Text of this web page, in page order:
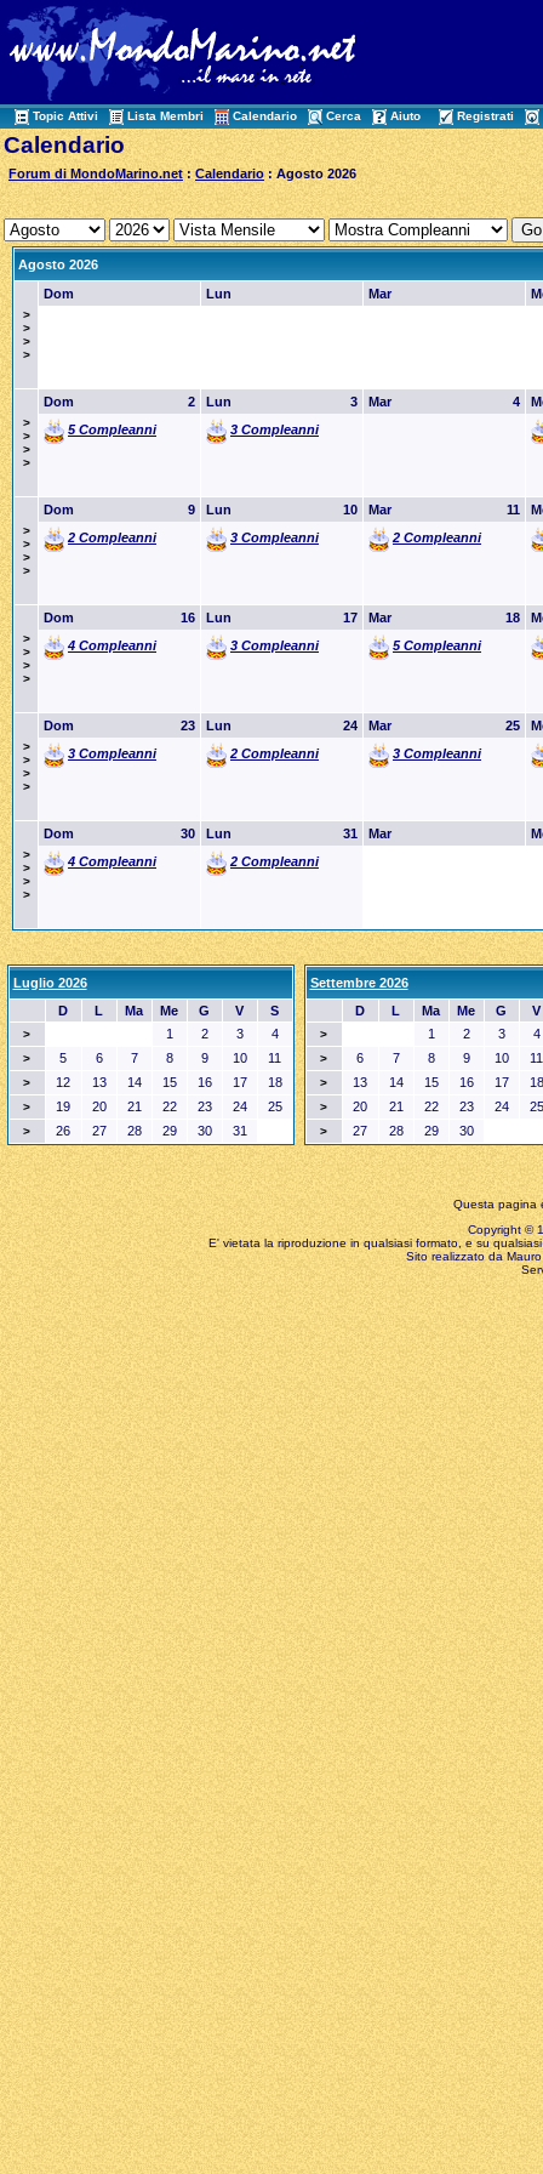
Topic Attivi Lista Membri Calendario Cerca Aiuto Registrati
Calendario
Forum di MondoMarino.net :Calendario : Agosto 2026
Agosto 2026
>
>
>
>
Dom Lun Mar
>
>
>
>
2
Dom
5 Compleanni
3
Lun
3 Compleanni
4
Mar
>
>
>
>
9
Dom
2 Compleanni
10
Lun
3 Compleanni
11
Mar
2 Compleanni
>
>
>
>
16
Dom
4 Compleanni
17
Lun
3 Compleanni
18
Mar
5 Compleanni
>
>
>
>
23
Dom
3 Compleanni
24
Lun
2 Compleanni
25
Mar
3 Compleanni
>
>
>
>
30
Dom
4 Compleanni
31
Lun
2 Compleanni
Mar
Luglio 2026
D
L Ma Me G V S
> 1 2 3 4
> 5 6 7 8 9 10 11
> 12 13 14 15 16 17 18
> 19 20 21 22 23 24 25
> 26 27 28 29 30 31
Settembre 2026
D
L Ma Me G V
> 1 2 3 4
> 6 7 8 9 10 11
> 13 14 15 16 17 18
> 20 21 22 23 24 25
> 27 28 29 30
Questa pagina
Copyright ©
E' vietata la riproduzione in qualsiasi formato, e su
Sito realizzato da